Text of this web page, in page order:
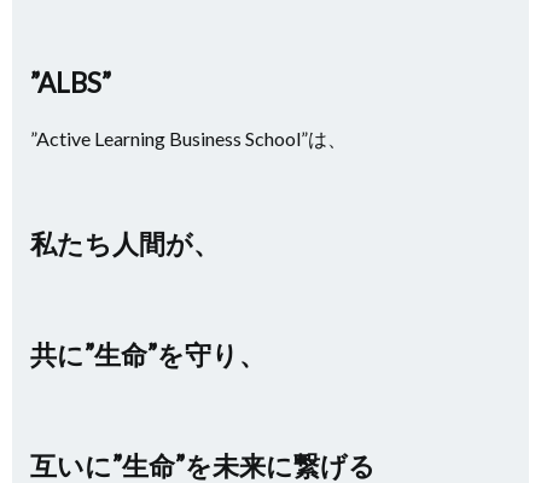
”ALBS”
”Active Learning Business School”は、
私たち人間が、
共に”生命”を守り、
互いに”生命”を未来に繋げる